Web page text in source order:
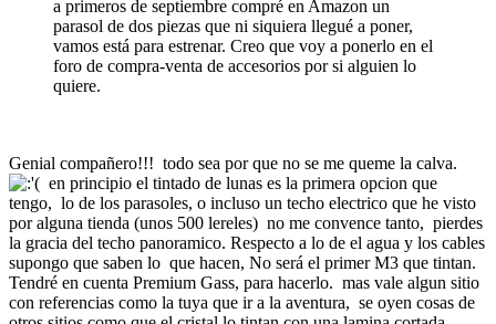
a primeros de septiembre compré en Amazon un
parasol de dos piezas que ni siquiera llegué a poner,
vamos está para estrenar. Creo que voy a ponerlo en el
foro de compra-venta de accesorios por si alguien lo
quiere.
Genial compañero!!! todo sea por que no se me queme la calva.
en principio el tintado de lunas es la primera opcion que
tengo, lo de los parasoles, o incluso un techo electrico que he visto
por alguna tienda (unos 500 lereles) no me convence tanto, pierdes
la gracia del techo panoramico. Respecto a lo de el agua y los cables
supongo que saben lo que hacen, No será el primer M3 que tintan.
Tendré en cuenta Premium Gass, para hacerlo. mas vale algun sitio
con referencias como la tuya que ir a la aventura, se oyen cosas de